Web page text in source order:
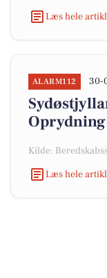
Læs hele
ALARM112 30-
Kilde:
Læs hele